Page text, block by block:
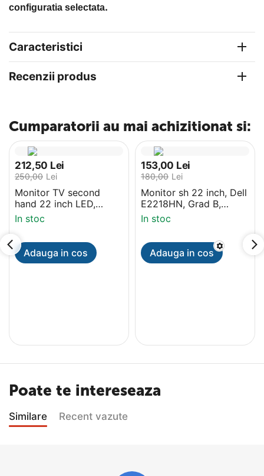
configuratia selectata.
Caracteristici
Recenzii produs
Cumparatorii au mai achizitionat si:
212,50 Lei
250,00 Lei
Monitor TV second
hand 22 inch LED,
Samsung HDTV, HD,
HDMI
In stoc
Adauga in cos
153,00 Lei
180,00 Lei
Monitor sh 22 inch, Dell
E2218HN, Grad B,
HDMI, 1920x1080
In stoc
Adauga in cos
Poate te intereseaza
Similare Recent vazute